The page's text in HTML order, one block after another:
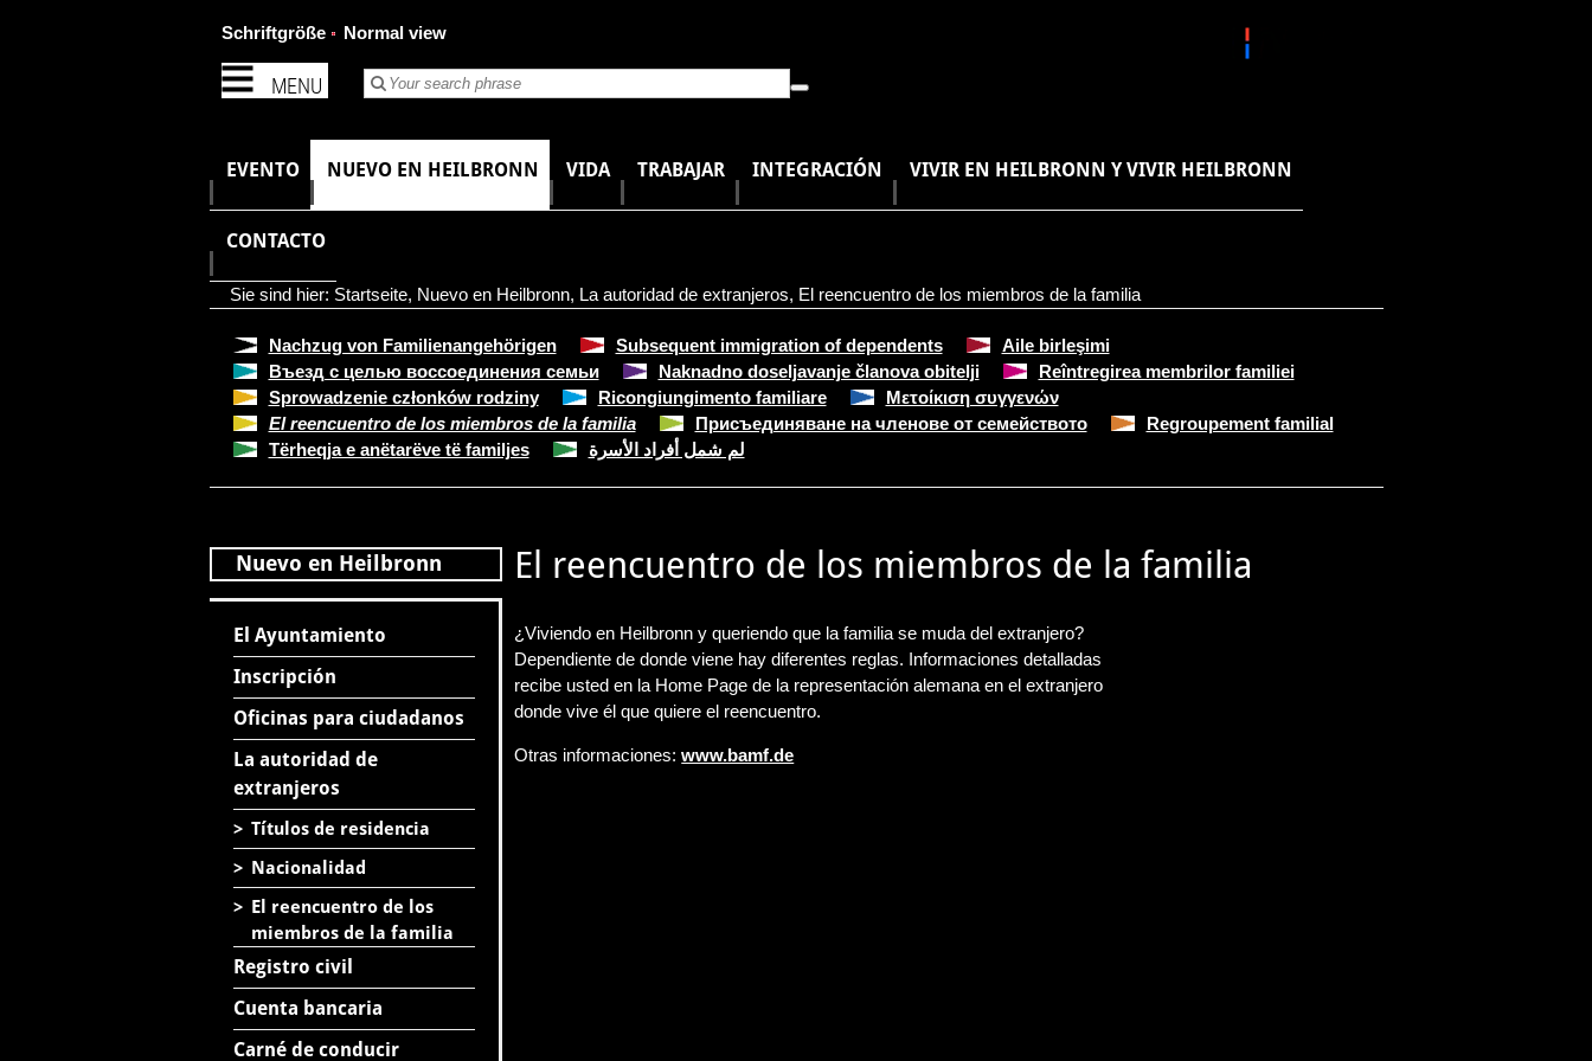
MENU
Schriftgröße Normal view
EVENTO NUEVO EN HEILBRONN VIDA TRABAJAR INTEGRACIÓN VIVIR EN HEILBRONN Y VIVIR HEILBRONN
CONTACTO
Sie sind hier: Startseite, Nuevo en Heilbronn, La autoridad de extranjeros, El reencuentro de los miembros de la familia
Nachzug von Familienangehörigen Subsequent immigration of dependents
Aile birleşimi
Въезд с целью воссоединения семьи
Naknadno doseljavanje članova obitelji
Reîntregirea membrilor familiei
Sprowadzenie członków rodziny
Ricongiungimento familiare
Μετοίκιση συγγενών
El reencuentro de los miembros de la familia
Присъединяване на членове от семейството
Regroupement familial
Tërheqja e anëtarëve të familjes
لم شمل أفراد الأسرة
Nuevo en Heilbronn
El Ayuntamiento
Inscripción
Oficinas para ciudadanos
La autoridad de
extranjeros
> Títulos de residencia
> Nacionalidad
> El reencuentro de los
miembros de la familia
Registro civil
Cuenta bancaria
Carné de conducir
El reencuentro de los miembros de la familia
¿Viviendo en Heilbronn y queriendo que la familia se muda del extranjero?
Dependiente de donde viene hay diferentes reglas. Informaciones detalladas
recibe usted en la Home Page de la representación alemana en el extranjero
donde vive él que quiere el reencuentro.
Otras informaciones:www.bamf.de